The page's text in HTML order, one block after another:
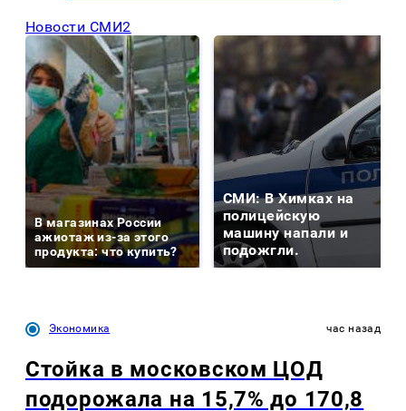
Новости СМИ2
В магазинах России
ажиотаж из-за этого
продукта: что купить?
СМИ: В Химках на
полицейскую
машину напали и
подожгли.
Экономика час назад
Стойка в московском ЦОД
подорожала на 15,7% до 170,8